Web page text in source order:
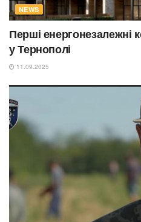
NEWS
Перші енергонезалежні
у Тернополі
11.09.2025